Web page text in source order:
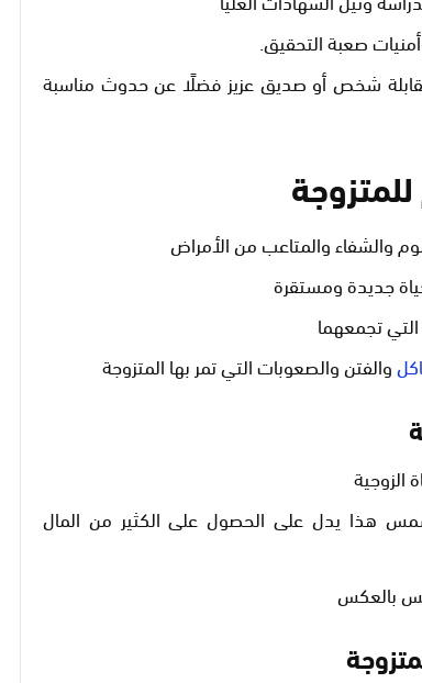
صعبة التحقيق.
شخص أو صديق عزيز فضلًا عن حدوث مناسبة
والشفاء والمتاعب من الأمراض
جديدة ومستقرة
تجمعهما
والفتن والصعوبات التي تمر بها المتزوجة
الزوجية
هذا يدل على الحصول على الكثير من المال
بالعكس